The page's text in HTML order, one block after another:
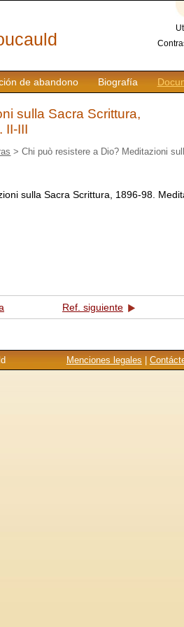
de abandono Biografía
sulla Sacra Scrittura,
II-III
> Chi può resistere a Dio? Meditazioni
sulla Sacra Scrittura, 1896-98.
Ref. siguiente
Menciones legales